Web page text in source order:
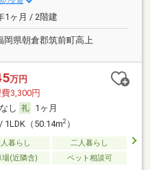
1ヶ月 / 2階建
岡県朝倉郡筑前町高上
万円
3,300円
なし
1ヶ月
1LDK（50.14m2）
暮らし
二人暮らし
場(近隣含) ペット相談可